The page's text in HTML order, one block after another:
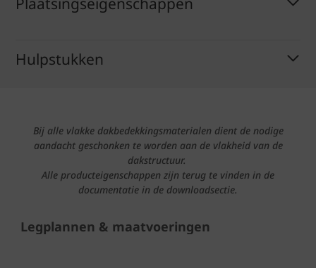
Hulpstukken
Bij alle vlakke dakbedekkingsmaterialen dient de nodige
aandacht geschonken te worden aan de vlakheid van de
dakstructuur.
Alle producteigenschappen zijn terug te vinden in de
documentatie in de downloadsectie.
Legplannen & maatvoeringen